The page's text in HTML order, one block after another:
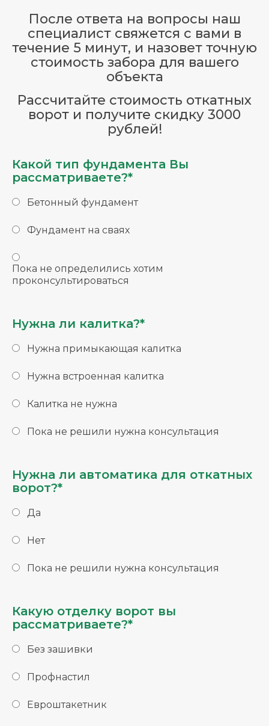
После ответа на вопросы наш
специалист свяжется с вами в
течение 5 минут, и назовет точную
стоимость забора для вашего
объекта
Рассчитайте стоимость откатных
ворот и получите скидку 3000
рублей!
Какой тип фундамента Вы
рассматриваете?*
Бетонный фундамент
Фундамент на сваях
Пока не определились хотим
проконсультироваться
Нужна ли калитка?*
Нужна примыкающая калитка
Нужна встроенная калитка
Калитка не нужна
Пока не решили нужна консультация
Нужна ли автоматика для откатных
ворот?*
Да
Нет
Пока не решили нужна консультация
Какую отделку ворот вы
рассматриваете?*
Без зашивки
Профнастил
Евроштакетник